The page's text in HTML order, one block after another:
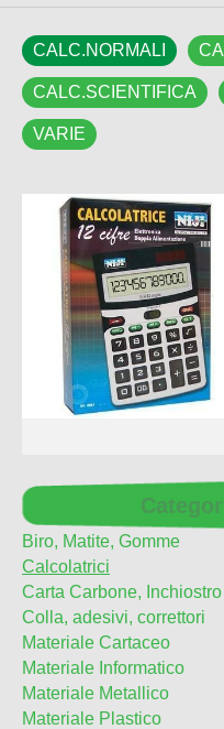
CALC.NORMALI
CALC.SCIENTIFICA
VARIE
Biro, Matite, Gomme
Calcolatrici
Carta Carbone, Inchiostro
Colla, adesivi, correttori
Materiale Cartaceo
Materiale Informatico
Materiale Metallico
Materiale Plastico